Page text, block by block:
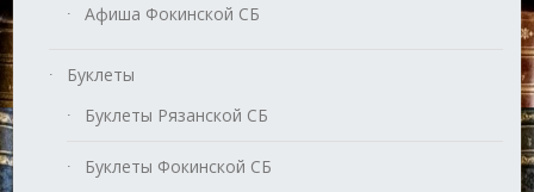
Афиша Фокинской СБ
Буклеты
Буклеты Рязанской СБ
Буклеты Фокинской СБ